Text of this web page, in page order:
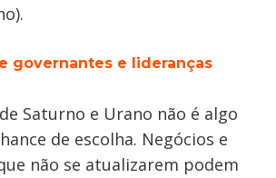
governantes e lideranças
Saturno e Urano não é algo
de escolha. Negócios e
não se atualizarem podem